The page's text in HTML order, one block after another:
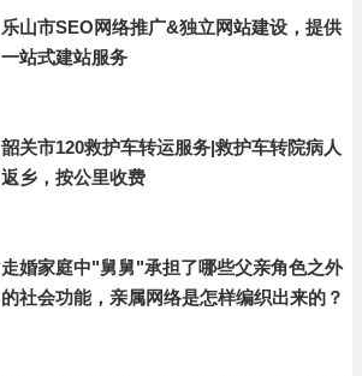
乐山市SEO网络推广&独立网站建设，提供
一站式建站服务
韶关市120救护车转运服务|救护车转院病人
返乡，按公里收费
走婚家庭中"舅舅"承担了哪些父亲角色之外
的社会功能，亲属网络是怎样编织出来的？